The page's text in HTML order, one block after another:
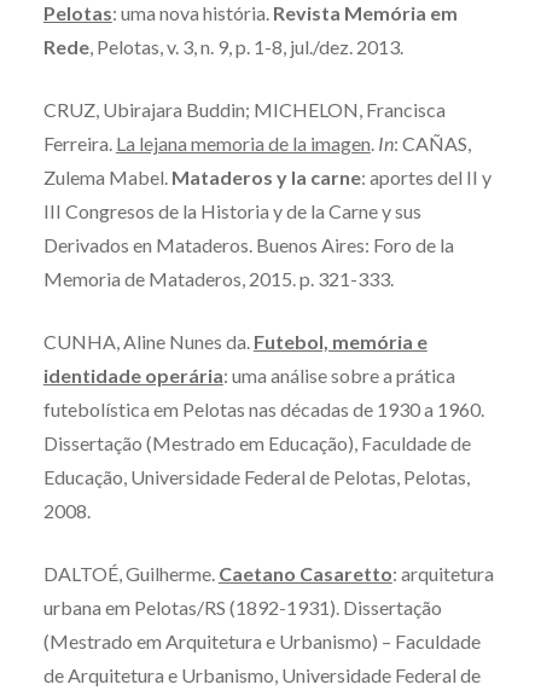
Pelotas: uma nova história. Revista Memória em
Rede, Pelotas, v. 3, n. 9, p. 1-8, jul./dez. 2013.
CRUZ, Ubirajara Buddin; MICHELON, Francisca
Ferreira. La lejana memoria de la imagen. In: CAÑAS,
Zulema Mabel. Mataderos y la carne: aportes del II y
III Congresos de la Historia y de la Carne y sus
Derivados en Mataderos. Buenos Aires: Foro de la
Memoria de Mataderos, 2015. p. 321-333.
CUNHA, Aline Nunes da. Futebol, memória e
identidade operária: uma análise sobre a prática
futebolística em Pelotas nas décadas de 1930 a 1960.
Dissertação (Mestrado em Educação), Faculdade de
Educação, Universidade Federal de Pelotas, Pelotas,
2008.
DALTOÉ, Guilherme. Caetano Casaretto: arquitetura
urbana em Pelotas/RS (1892-1931). Dissertação
(Mestrado em Arquitetura e Urbanismo) – Faculdade
de Arquitetura e Urbanismo, Universidade Federal de